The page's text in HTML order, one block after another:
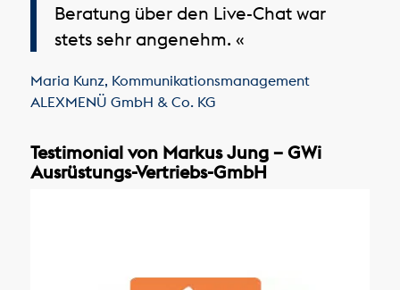
Beratung über den Live-Chat war
stets sehr angenehm. «
Maria Kunz, Kommunikationsmanagement
ALEXMENÜ GmbH & Co. KG
Testimonial von Markus Jung – GWi
Ausrüstungs-Vertriebs-GmbH